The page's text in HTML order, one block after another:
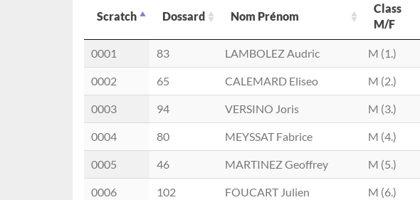
Scratch Dossard Nom Prénom
Class
M/F
Scratch
Dossard Nom Prénom
Class
M/F
0001 83 LAMBOLEZ Audric M (1.)
0002 65 CALEMARD Eliseo M (2.)
0003 94 VERSINO Joris M (3.)
0004 80 MEYSSAT Fabrice M (4.)
0005 46 MARTINEZ Geoffrey M (5.)
0006 102 FOUCART Julien M (6.)